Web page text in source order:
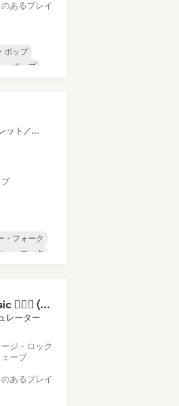
あるプレイ
ポップ
・ポップ
メディア・アウトレット／ジャーナリスト
・フォーク
ー・ロック
Surf Rock Music 🏄🏻‍♂️ (by Palmfy)
レーター
ジ・ロック
ーブ
あるプレイ